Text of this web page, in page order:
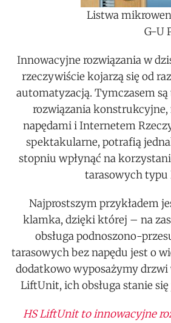
Listwa
G-U
Innowacyjne rozwiązania w
rzeczywiście kojarzą się od
automatyzacją. Tymczasem
rozwiązania konstrukcyjne,
napędami i Internetem
spektakularne, potrafią
stopniu wpłynąć na
tarasowych typu
Najprostszym przykładem
klamka, dzięki której – na
obsługa podnoszono-
tarasowych bez napędu jest o
dodatkowo wyposażymy drzwi
LiftUnit, ich obsługa stanie się
HS LiftUnit to innowacyjne